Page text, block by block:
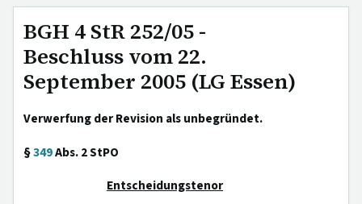
BGH 4 StR 252/05 -
Beschluss vom 22.
September 2005 (LG Essen)
Verwerfung der Revision als unbegründet.
§349Abs. 2 StPO
Entscheidungstenor